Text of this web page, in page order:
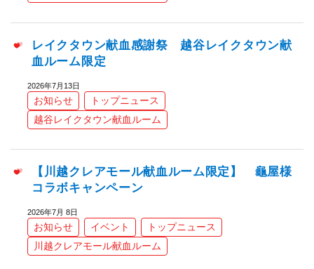
レイクタウン献血感謝祭 越谷レイクタウン献
血ルーム限定
2026年7月13日
お知らせ
トップニュース
越谷レイクタウン献血ルーム
【川越クレアモール献血ルーム限定】 龜屋様
コラボキャンペーン
2026年7月 8日
お知らせ イベント
トップニュース
川越クレアモール献血ルーム